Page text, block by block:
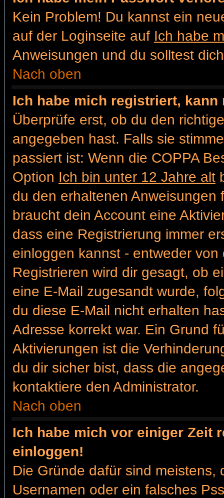
Kein Problem! Du kannst ein
auf der Loginseite auf Ich habe
Anweisungen und du solltest
Nach oben
Ich habe mich registriert,
Überprüfe erst, ob du den
angegeben hast. Falls sie
passiert ist: Wenn die COPPA
Option Ich bin unter 12 Jahre alt
du den erhaltenen
braucht dein Account eine
dass eine Registrierung immer
einloggen kannst - entweder
Registrieren wird dir gesagt, ob
eine E-Mail zugesandt wurde,
du diese E-Mail nicht erhalten
Adresse korrekt war. Ein Grund
Aktivierungen ist die
du dir sicher bist, dass die
kontaktiere den Administrator.
Nach oben
Ich habe mich vor einiger Zeit
einloggen!
Die Gründe dafür sind
Usernamen oder ein falsches